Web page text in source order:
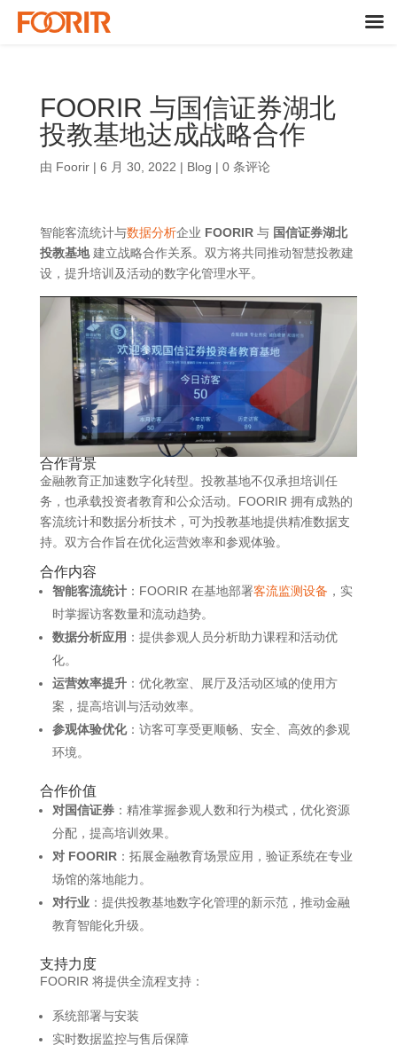
FOORIR 与国信证券湖北
投教基地达成战略合作
由 Foorir| 6 月 30, 2022 | Blog | 0 条评论
智能客流统计与数据分析企业 FOORIR与 国信证券湖北
投教基地建立战略合作关系。双方将共同推动智慧投教建
设，提升培训及活动的数字化管理水平。
合作背景
金融教育正加速数字化转型。投教基地不仅承担培训任
务，也承载投资者教育和公众活动。FOORIR 拥有成熟的
客流统计和数据分析技术，可为投教基地提供精准数据支
持。双方合作旨在优化运营效率和参观体验。
合作内容
智能客流统计：FOORIR 在基地部署客流监测设备 ，实
时掌握访客数量和流动趋势。
数据分析应用 ：提供参观人员分析助力课程和活动优
化。
运营效率提升：优化教室、展厅及活动区域的使用方
案，提高培训与活动效率。
参观体验优化：访客可享受更顺畅、安全、高效的参观
环境。
合作价值
对国信证券：精准掌握参观人数和行为模式，优化资源
分配，提高培训效果。
对 FOORIR：拓展金融教育场景应用，验证系统在专业
场馆的落地能力。
对行业：提供投教基地数字化管理的新示范，推动金融
教育智能化升级。
支持力度
FOORIR 将提供全流程支持：
系统部署与安装
实时数据监控与售后保障